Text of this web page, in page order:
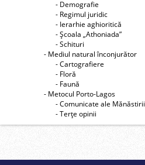
- Demografie
- Regimul juridic
- Ierarhie aghioritică
- Şcoala „Athoniada”
- Schituri
- Mediul natural înconjurător
- Cartografiere
- Floră
- Faună
- Metocul Porto-Lagos
- Comunicate ale Mănăstirii
- Terţe opinii